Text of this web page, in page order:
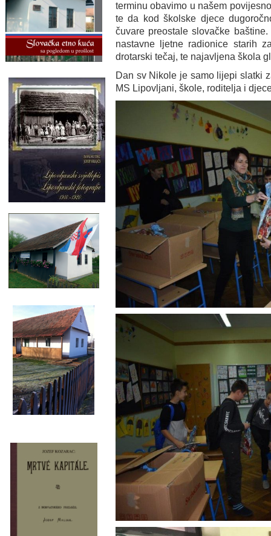
terminu obavimo u našem
te da kod školske djece
čuvare preostale slovačke
nastavne ljetne radionice starih
drotarski tečaj, te najavljena škola
Dan sv Nikole je samo lijepi slatki
MS Lipovljani, škole, roditelja i